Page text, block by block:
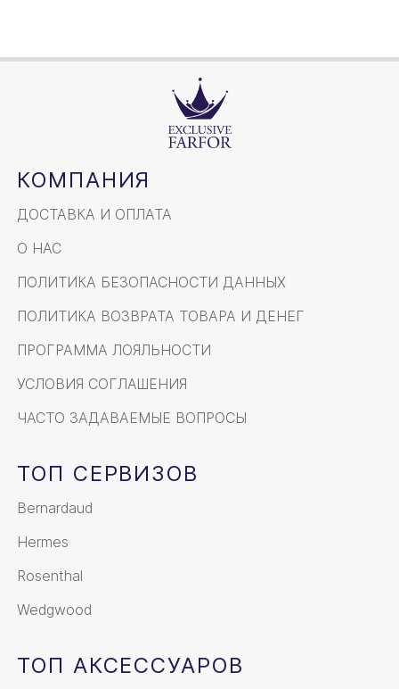
КОМПАНИЯ
ДОСТАВКА И ОПЛАТА
О НАС
ПОЛИТИКА БЕЗОПАСНОСТИ ДАННЫХ
ПОЛИТИКА ВОЗВРАТА ТОВАРА И ДЕНЕГ
ПРОГРАММА ЛОЯЛЬНОСТИ
УСЛОВИЯ СОГЛАШЕНИЯ
ЧАСТО ЗАДАВАЕМЫЕ ВОПРОСЫ
ТОП СЕРВИЗОВ
Bernardaud
Hermes
Rosenthal
Wedgwood
ТОП АКСЕССУАРОВ